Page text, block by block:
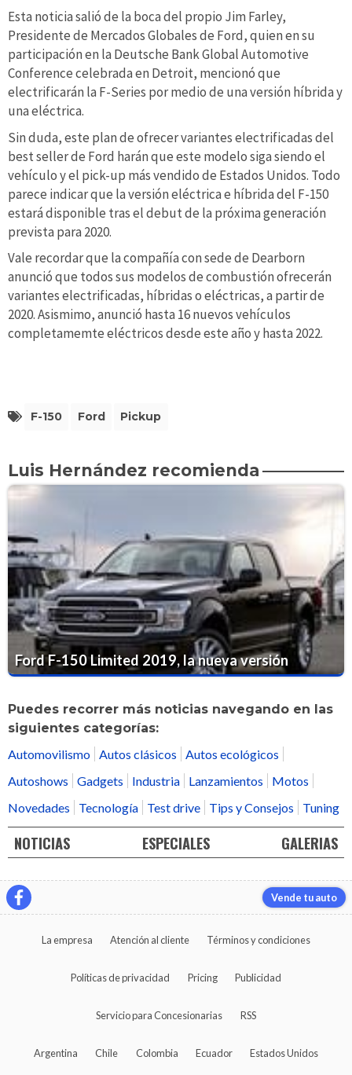
Esta noticia salió de la boca del propio Jim Farley,
Presidente de Mercados Globales de Ford, quien en su
participación en la Deutsche Bank Global Automotive
Conference celebrada en Detroit, mencionó que
electrificarán la F-Series por medio de una versión híbrida y
una eléctrica.
Sin duda, este plan de ofrecer variantes electrificadas del
best seller de Ford harán que este modelo siga siendo el
vehículo y el pick-up más vendido de Estados Unidos. Todo
parece indicar que la versión eléctrica e híbrida del F-150
estará disponible tras el debut de la próxima generación
prevista para 2020.
Vale recordar que la compañía con sede de Dearborn
anunció que todos sus modelos de combustión ofrecerán
variantes electrificadas, híbridas o eléctricas, a partir de
2020. Asismimo, anunció hasta 16 nuevos vehículos
completamemte eléctricos desde este año y hasta 2022.
F-150 Ford Pickup
Luis Hernández recomienda
Ford F-150 Limited 2019, la nueva versión
Puedes recorrer más noticias navegando en las
siguientes categorías:
Automovilismo Autos clásicos
Autos ecológicos
Autoshows
Gadgets Industria Lanzamientos
Motos
Novedades
Tecnología Test drive Tips y Consejos Tuning
NOTICIAS ESPECIALES GALERIAS
Vende tu auto
La empresa Atención al cliente Términos y condiciones
Políticas de privacidad Pricing Publicidad
Servicio para Concesionarias RSS
Argentina Chile Colombia Ecuador Estados Unidos